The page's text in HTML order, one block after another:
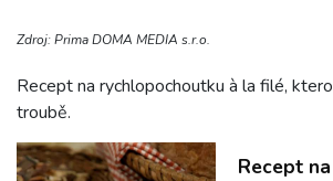
Zdroj: Prima DOMA MEDIA s.r.o.
Recept na rychlopochoutku à la filé,
troubě.
Recept